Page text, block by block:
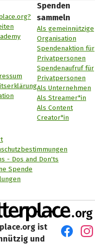
Spenden
sammeln
Als gemeinnützige
Organisation
Spendenaktion für
Privatpersonen
Spendenaufruf für
Privatpersonen
Als Unternehmen
Als Streamer*in
Als Content
Creator*in
- Dos and Don'ts
Spende
ist
und